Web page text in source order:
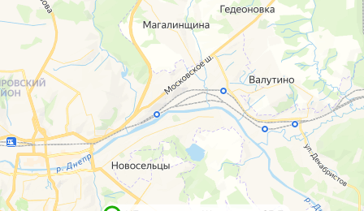
Почта:info@clinica-boli.ru
Номер телефона: +7 (4812) 25-25-00
Пн-пт 8:00 - 20:00 сб-вс 9:00 - 18:00
Диагностика
МРТ
КТ
Анализы
Лечение
Травматолог и ортопед
Невролог
Флеболог